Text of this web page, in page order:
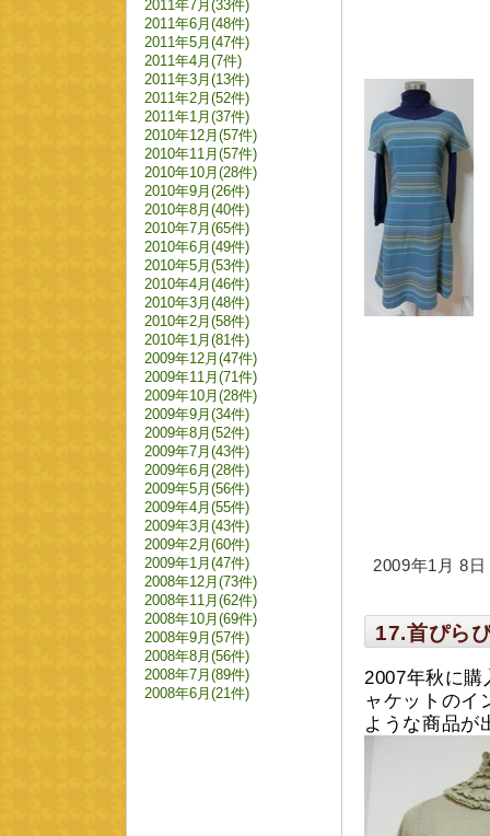
2009年1月 8
17.首ぴら
2007年秋に
ャケットのイ
ような商品が
2011年7月(33件)
2011年6月(48件)
2011年5月(47件)
2011年4月(7件)
2011年3月(13件)
2011年2月(52件)
2011年1月(37件)
2010年12月(57件)
2010年11月(57件)
2010年10月(28件)
2010年9月(26件)
2010年8月(40件)
2010年7月(65件)
2010年6月(49件)
2010年5月(53件)
2010年4月(46件)
2010年3月(48件)
2010年2月(58件)
2010年1月(81件)
2009年12月(47件)
2009年11月(71件)
2009年10月(28件)
2009年9月(34件)
2009年8月(52件)
2009年7月(43件)
2009年6月(28件)
2009年5月(56件)
2009年4月(55件)
2009年3月(43件)
2009年2月(60件)
2009年1月(47件)
2008年12月(73件)
2008年11月(62件)
2008年10月(69件)
2008年9月(57件)
2008年8月(56件)
2008年7月(89件)
2008年6月(21件)